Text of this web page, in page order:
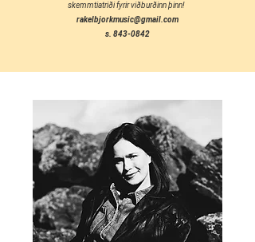
skemmtiatriði fyrir viðburðinn þinn!
rakelbjorkmusic@gmail.com
s. 843-0842